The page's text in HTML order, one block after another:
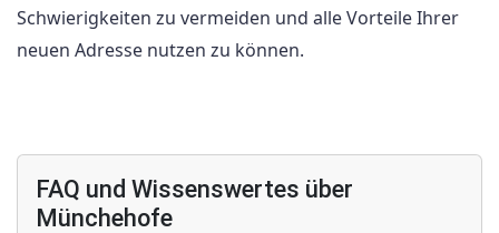
Schwierigkeiten zu vermeiden und alle Vorteile Ihrer
neuen Adresse nutzen zu können.
FAQ und Wissenswertes über
Münchehofe